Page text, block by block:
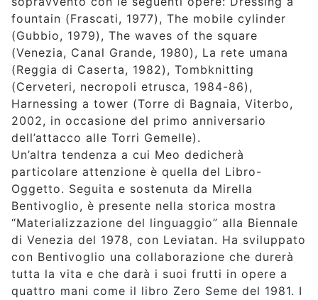
fountain (Frascati, 1977), The mobile cylinder
(Gubbio, 1979), The waves of the square
(Venezia, Canal Grande, 1980), La rete umana
(Reggia di Caserta, 1982), Tombknitting
(Cerveteri, necropoli etrusca, 1984-86),
Harnessing a tower (Torre di Bagnaia, Viterbo,
2002, in occasione del primo anniversario
dell’attacco alle Torri Gemelle).
Un’altra tendenza a cui Meo dedicherà
particolare attenzione è quella del Libro-
Oggetto. Seguita e sostenuta da Mirella
Bentivoglio, è presente nella storica mostra
“Materializzazione del linguaggio” alla Biennale
di Venezia del 1978, con Leviatan. Ha sviluppato
con Bentivoglio una collaborazione che durerà
tutta la vita e che darà i suoi frutti in opere a
quattro mani come il libro Zero Seme del 1981. I